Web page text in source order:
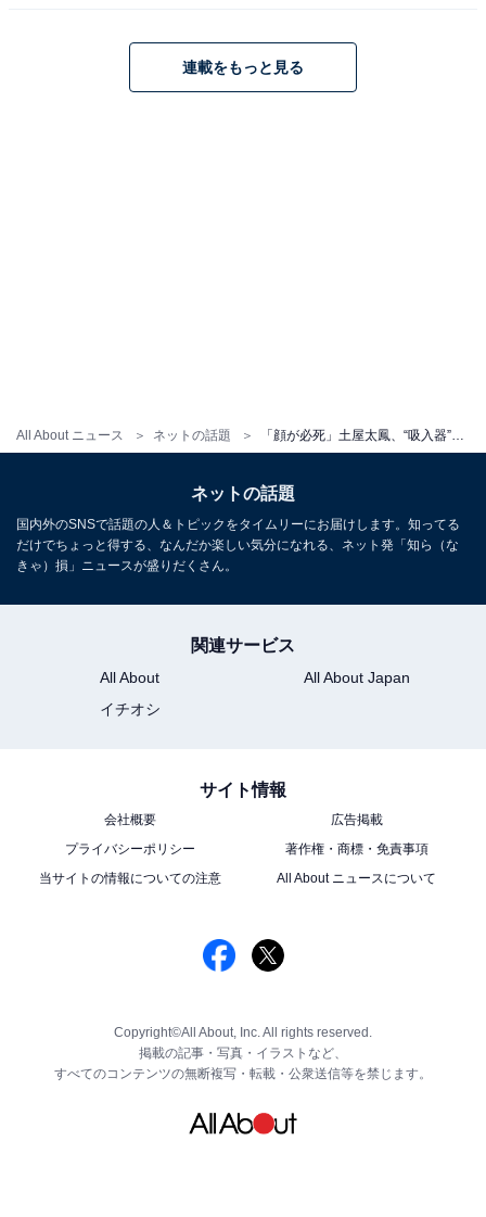
All About ニュース ネットの話題
連載をもっと見る
ネットの話題
国内外のSNSで話題の人＆トピックをタイムリーにお届けします。知ってる
だけでちょっと得する、なんだか楽しい気分になれる、ネット発「知ら（な
きゃ）損」ニュースが盛りだくさん。
関連サービス
All About
All About Japan
イチオシ
サイト情報
会社概要
広告掲載
プライバシーポリシー
著作権・商標・免責事項
当サイトの情報についての注意
All About ニュースについて
Copyright©All About, Inc. All rights reserved.
掲載の記事・写真・イラストなど、
すべてのコンテンツの無断複写・転載・公衆送信等を禁じます。